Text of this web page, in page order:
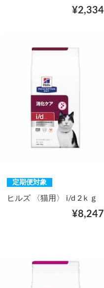
¥2,334
定期便対象
ヒルズ 〈猫用〉 i/d 2ｋｇ
¥8,247